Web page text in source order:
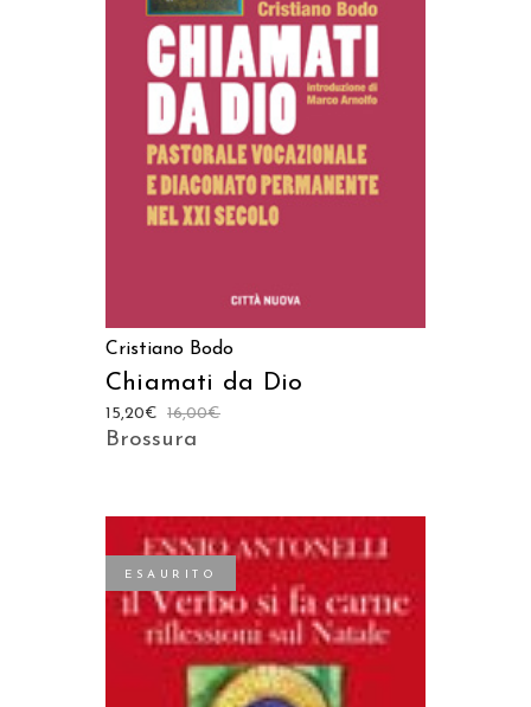
AGGIUNGI AL CARRELLO
Cristiano Bodo
Chiamati da Dio
16,00€
15,20€
Brossura
ESAURITO